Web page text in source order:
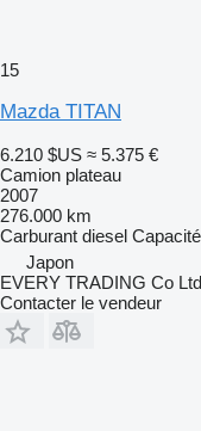
15
Mazda TITAN
6.210 $US ≈ 5.375 €
Camion plateau
2007
276.000 km
Carburant diesel
Japon
EVERY TRADING Co Ltd
Contacter le vendeur